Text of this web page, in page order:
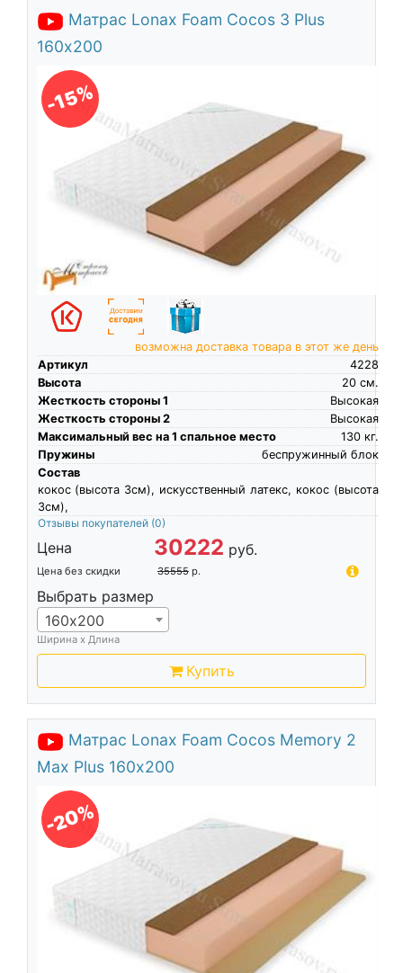
Матрас Lonax Foam Cocos 3 Plus
160х200
-15%
возможна доставка товара в этот же день
Артикул
4228
Высота
см.
20
Жесткость стороны 1
Высокая
Жесткость стороны 2
Высокая
Максимальный вес на 1 спальное место
кг.
130
Пружины
беспружинный блок
Состав
кокос (высота 3см), искусственный латекс, кокос (высота
3см),
Отзывы покупателей (0)
Цена 30222 руб.
Цена без скидки 35555 р.
Выбрать размер
160х200
Ширина х Длина
Купить
Матрас Lonax Foam Cocos Memory 2
Max Plus 160х200
-20%